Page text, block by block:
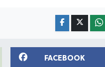
FACEBOOK